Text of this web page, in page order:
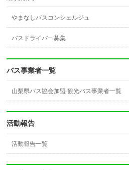
やまなしバスコンシェルジュ
バスドライバー募集
バス事業者一覧
山梨県バス協会加盟 観光バス事業者一覧
活動報告
活動報告一覧